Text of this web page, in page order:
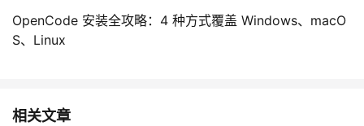
OpenCode 安装全攻略：4 种方式覆盖 Windows、macO
S、Linux
相关文章